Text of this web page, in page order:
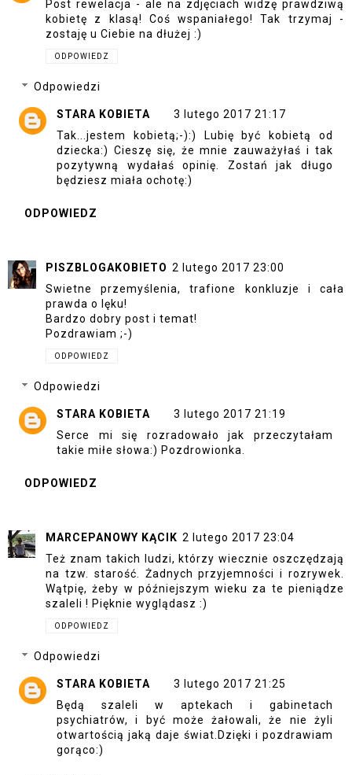
Post rewelacja - ale na zdjęciach widzę prawdziwą
kobietę z klasą! Coś wspaniałego! Tak trzymaj -
zostaję u Ciebie na dłużej :)
ODPOWIEDZ
Odpowiedzi
STARA KOBIETA
3 lutego 2017 21:17
Tak...jestem kobietą;-):) Lubię być kobietą od
dziecka:) Cieszę się, że mnie zauważyłaś i tak
pozytywną wydałaś opinię. Zostań jak długo
będziesz miała ochotę:)
ODPOWIEDZ
PISZBLOGAKOBIETO 2 lutego 2017 23:00
Swietne przemyślenia, trafione konkluzje i cała
prawda o lęku!
Bardzo dobry post i temat!
Pozdrawiam ;-)
ODPOWIEDZ
Odpowiedzi
STARA KOBIETA
3 lutego 2017 21:19
Serce mi się rozradowało jak przeczytałam
takie miłe słowa:) Pozdrowionka.
ODPOWIEDZ
MARCEPANOWY KĄCIK 2 lutego 2017 23:04
Też znam takich ludzi, którzy wiecznie oszczędzają
na tzw. starość. Żadnych przyjemności i rozrywek.
Wątpię, żeby w późniejszym wieku za te pieniądze
szaleli ! Pięknie wyglądasz :)
ODPOWIEDZ
Odpowiedzi
STARA KOBIETA
3 lutego 2017 21:25
Będą szaleli w aptekach i gabinetach
psychiatrów, i być może żałowali, że nie żyli
otwartością jaką daje świat.Dzięki i pozdrawiam
gorąco:)